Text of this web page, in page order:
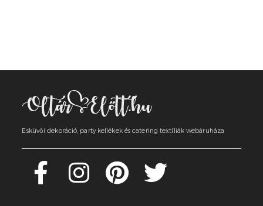
Esküvői dekoráció, party kellékek és catering textíliák webáruháza